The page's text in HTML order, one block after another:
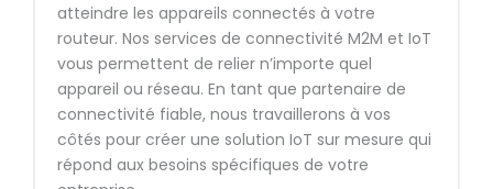
atteindre les appareils connectés à votre
routeur. Nos services de connectivité M2M et IoT
vous permettent de relier n’importe quel
appareil ou réseau. En tant que partenaire de
connectivité fiable, nous travaillerons à vos
côtés pour créer une solution IoT sur mesure qui
répond aux besoins spécifiques de votre